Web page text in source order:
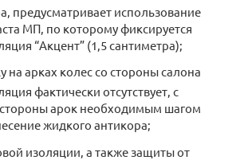
предусматривает использование
МП, по которому фиксируется
“Акцент” (1,5 сантиметра);
на арках колес со стороны салона
фактически отсутствует, с
арок необходимым шагом
жидкого антикора;
изоляции, а также защиты от